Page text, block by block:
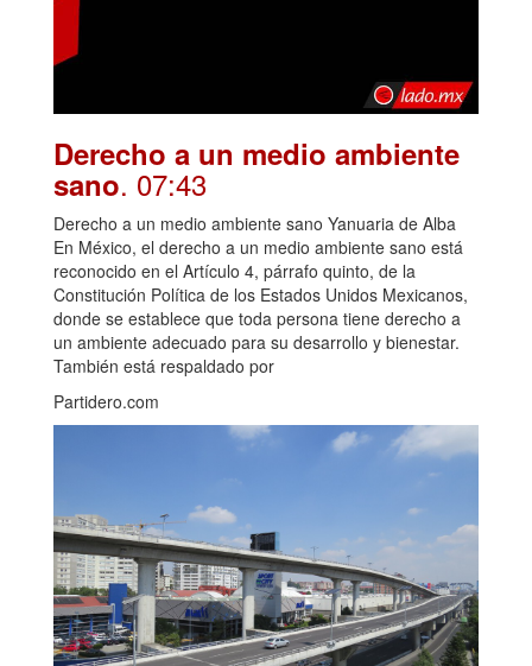
Derecho a un medio ambiente
sano. 07:43
Derecho a un medio ambiente sano Yanuaria de Alba
En México, el derecho a un medio ambiente sano está
reconocido en el Artículo 4, párrafo quinto, de la
Constitución Política de los Estados Unidos Mexicanos,
donde se establece que toda persona tiene derecho a
un ambiente adecuado para su desarrollo y bienestar.
También está respaldado por
Partidero.com